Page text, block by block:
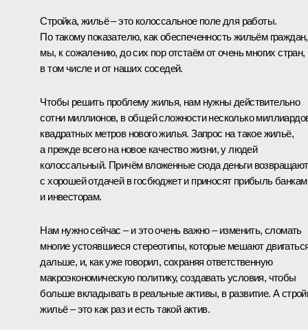
Стройка, жильё – это колоссальное поле для работы.
По такому показателю, как обеспеченность жильём граждан,
мы, к сожалению, до сих пор отстаём от очень многих стран,
в том числе и от наших соседей.
Чтобы решить проблему жилья, нам нужны действительно
сотни миллионов, в общей сложности несколько
квадратных метров нового жилья. Запрос на такое жильё,
а прежде всего на новое качество жизни, у людей
колоссальный. Причём вложенные сюда деньги
с хорошей отдачей в госбюджет и приносят прибыль банкам
и инвесторам.
Нам нужно сейчас – и это очень важно – изменить, сломать
многие устоявшиеся стереотипы, которые мешают
дальше, и, как уже говорил, сохраняя ответственную
макроэкономическую политику, создавать условия, чтобы
больше вкладывать в реальные активы, в развитие. А
жильё – это как раз и есть такой актив.